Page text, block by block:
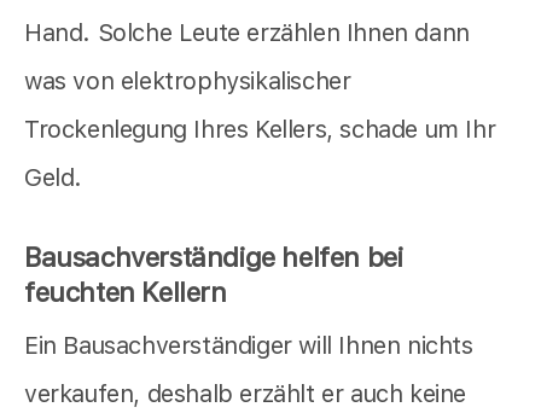
Hand. Solche Leute erzählen Ihnen dann
was von elektrophysikalischer
Trockenlegung Ihres Kellers, schade um Ihr
Geld.
Bausachverständige helfen bei
feuchten Kellern
Ein Bausachverständiger will Ihnen nichts
verkaufen, deshalb erzählt er auch keine